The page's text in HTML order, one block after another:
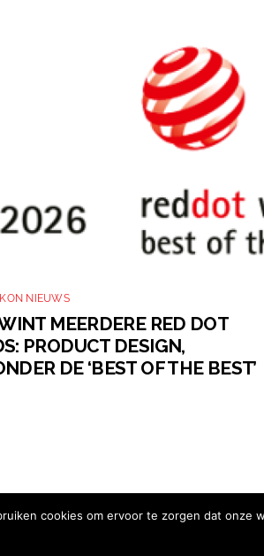
NIEUWS
MEERDERE RED DOT
PRODUCT DESIGN,
DE ‘BEST OF THE BEST’
cookies om ervoor te zorgen dat onze